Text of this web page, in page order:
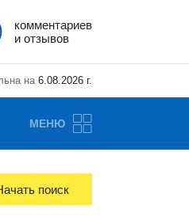
комментариев
и отзывов
на6.08.2026 г.
МЕНЮ
поиск